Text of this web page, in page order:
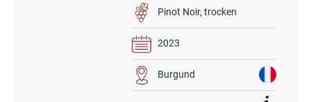
Pinot Noir trocken
2023
Burgund